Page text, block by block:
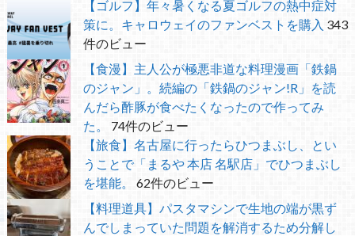
【ゴルフ】年々暑くなる夏ゴルフの熱中症対
策に。キャロウェイのファンベストを購入 343
件のビュー
【食漫】主人公が極悪非道な料理漫画「鉄鍋
のジャン」。続編の「鉄鍋のジャン!R」を読
んだら酢豚が食べたくなったので作ってみ
た。
74件のビュー
【旅食】名古屋に行ったらひつまぶし、とい
うことで「まるや 本店 名駅店」でひつまぶし
を堪能。
62件のビュー
【料理道具】パスタマシンで生地の端が黒ず
んでしまっていた問題を解消するため分解し